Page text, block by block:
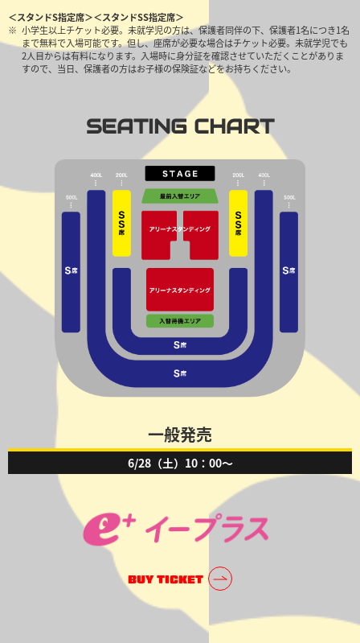
＜スタンドS指定席＞＜スタンドSS指定席＞
小学生以上チケット必要。未就学児の方は、保護者同伴の下、保護者1名につき1名
まで無料で入場可能です。但し、座席が必要な場合はチケット必要。未就学児でも
2人目からは有料になります。入場時に身分証を確認させていただくことがありま
すので、当日、保護者の方はお子様の保険証などをお持ちください。
SEATING CHART
一般発売
6/28（土）10：00～
BUY TICKET